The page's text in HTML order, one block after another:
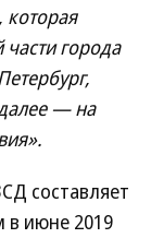
города
— на
составляет
в июне 2019